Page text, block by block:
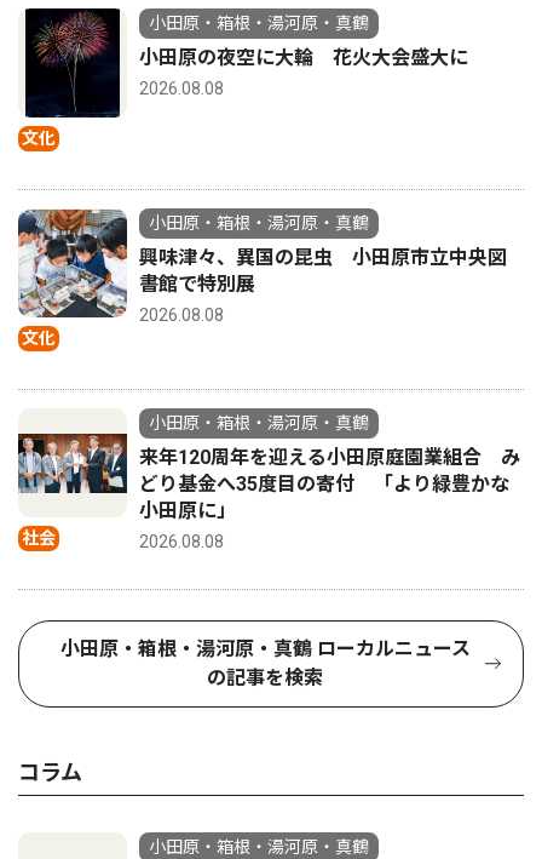
文化
小田原・箱根・湯河原・真鶴
小田原の夜空に大輪 花火大会盛大に
2026.08.08
文化
小田原・箱根・湯河原・真鶴
興味津々、異国の昆虫 小田原市立中央図
書館で特別展
2026.08.08
社会
小田原・箱根・湯河原・真鶴
来年120周年を迎える小田原庭園業組合 み
どり基金へ35度目の寄付 「より緑豊かな
小田原に」
2026.08.08
小田原・箱根・湯河原・真鶴 ローカルニュース
の記事を検索
コラム
小田原・箱根・湯河原・真鶴